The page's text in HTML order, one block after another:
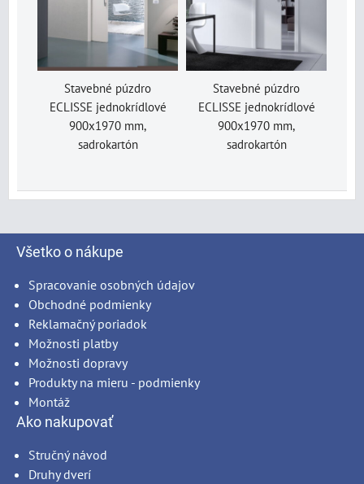
Stavebné púzdro
ECLISSE jednokrídlové
900x1970 mm,
sadrokartón
Stavebné púzdro
ECLISSE jednokrídlové
900x1970 mm,
sadrokartón
Všetko o nákupe
Spracovanie osobných údajov
Obchodné podmienky
Reklamačný poriadok
Možnosti platby
Možnosti dopravy
Produkty na mieru - podmienky
Montáž
Ako nakupovať
Stručný návod
Druhy dverí